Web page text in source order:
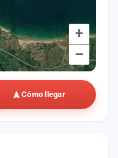
+
–
Cómo llegar